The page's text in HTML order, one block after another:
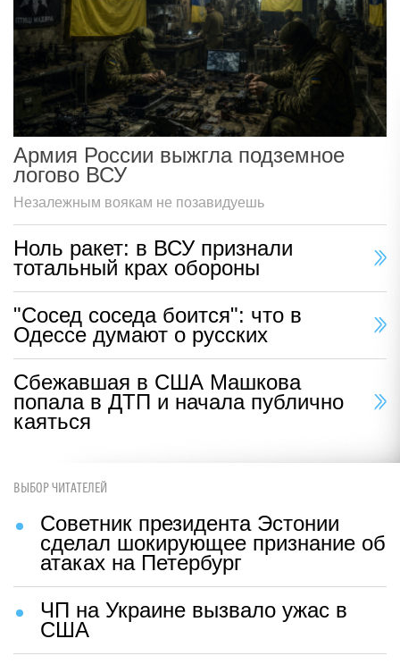
Армия России выжгла подземное
логово ВСУ
Незалежным воякам не позавидуешь
Ноль ракет: в ВСУ признали
тотальный крах обороны
"Сосед соседа боится": что в
Одессе думают о русских
Сбежавшая в США Машкова
попала в ДТП и начала публично
каяться
ВЫБОР ЧИТАТЕЛЕЙ
Советник президента Эстонии
сделал шокирующее признание об
атаках на Петербург
ЧП на Украине вызвало ужас в
США